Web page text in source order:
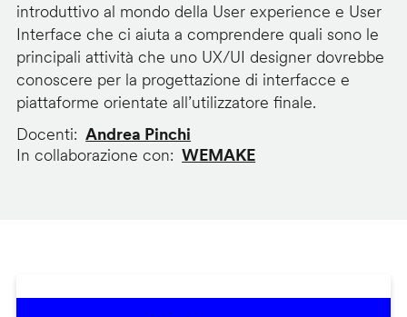
introduttivo al mondo della User experience e User
Interface che ci aiuta a comprendere quali sono le
principali attività che uno UX/UI designer dovrebbe
conoscere per la progettazione di interfacce e
piattaforme orientate all’utilizzatore finale.
Docenti
Andrea Pinchi
In collaborazione con
WEMAKE